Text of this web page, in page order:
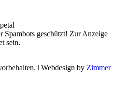
Spambots geschützt! Zur Anzeige
sein.
ǀ Webdesign by Zimmer